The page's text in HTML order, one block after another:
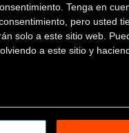
Tenga en
pero usted
solo a este sitio web.
a este sitio y
formado